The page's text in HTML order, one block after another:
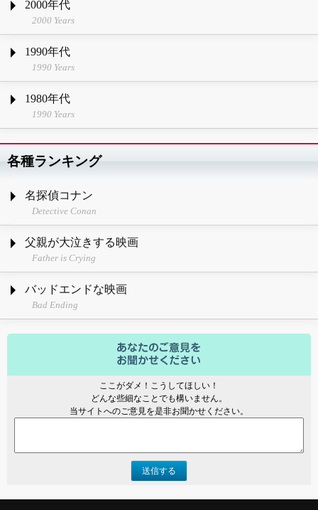
2000年代
2000 Years
1990年代
1990 Years
1980年代
1990 Years
各種ランキング
名探偵コナン
Detective Conan
父親が大泣きする映画
Father is Crying
バッドエンドな映画
Bad Ending
ここがダメ！こうしてほしい！
どんな些細なことでも構いません。
当サイトへのご意見を是非お聞かせください。
送信する